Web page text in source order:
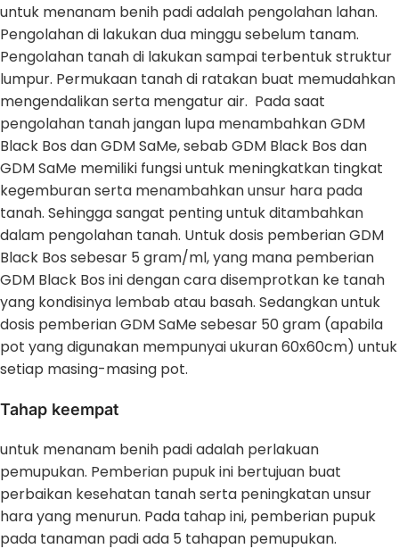
untuk menanam benih padi adalah pengolahan lahan.
Pengolahan di lakukan dua minggu sebelum tanam.
Pengolahan tanah di lakukan sampai terbentuk struktur
lumpur. Permukaan tanah di ratakan buat memudahkan
mengendalikan serta mengatur air. Pada saat
pengolahan tanah jangan lupa menambahkan GDM
Black Bos dan GDM SaMe, sebab GDM Black Bos dan
GDM SaMe memiliki fungsi untuk meningkatkan tingkat
kegemburan serta menambahkan unsur hara pada
tanah. Sehingga sangat penting untuk ditambahkan
dalam pengolahan tanah. Untuk dosis pemberian GDM
Black Bos sebesar 5 gram/ml, yang mana pemberian
GDM Black Bos ini dengan cara disemprotkan ke tanah
yang kondisinya lembab atau basah. Sedangkan untuk
dosis pemberian GDM SaMe sebesar 50 gram (apabila
pot yang digunakan mempunyai ukuran 60x60cm) untuk
setiap masing-masing pot.
Tahap keempat
untuk menanam benih padi adalah perlakuan
pemupukan. Pemberian pupuk ini bertujuan buat
perbaikan kesehatan tanah serta peningkatan unsur
hara yang menurun. Pada tahap ini, pemberian pupuk
pada tanaman padi ada 5 tahapan pemupukan.